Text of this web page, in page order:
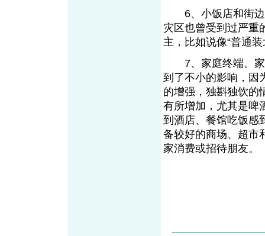
6、小饭店和街边
灾区也曾受到过严重
主，比如说像“普通
7、家庭终端。家
到了不小的影响，因
的增强，独斟独饮的
有所增加，尤其是啤
到酒店、餐馆吃饭感
备较好的商场、超市
家消费或招待朋友